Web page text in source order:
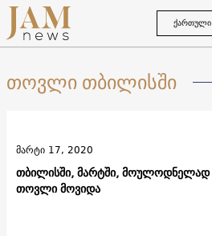
ᲥᲐᲠᲗᲣᲚᲘ
თოვლი თბილისში
თბილისში, მარტში, მოულოდნელად
თოვლი მოვიდა
მარტი 17, 2020